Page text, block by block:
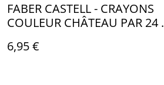
FABER CASTELL - CRAYONS
COULEUR CHÂTEAU PAR 24 -
6,95 €